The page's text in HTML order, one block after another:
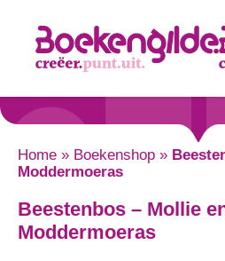
Home » Boekenshop »
Moddermoeras
Beestenbos – Mollie
Moddermoeras